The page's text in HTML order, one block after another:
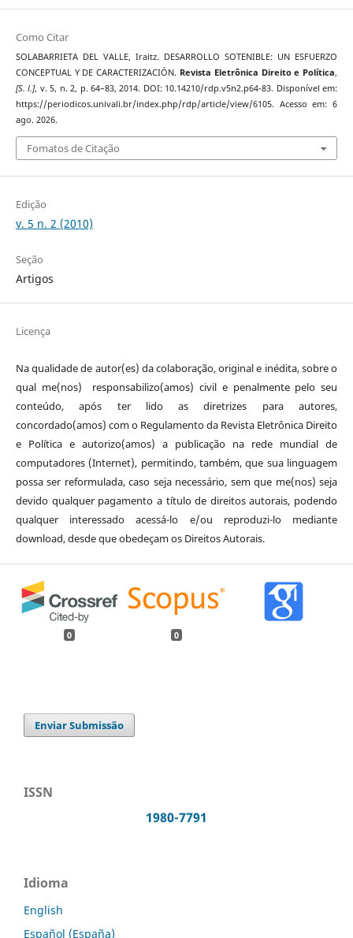
Como Citar
SOLABARRIETA DEL VALLE, Iraitz. DESARROLLO SOTENIBLE: UN ESFUERZO
CONCEPTUAL Y DE CARACTERIZACIÓN. Revista Eletrônica Direito e Política,
[S. l.], v. 5, n. 2, p. 64–83, 2014. DOI: 10.14210/rdp.v5n2.p64-83. Disponível em:
https://periodicos.univali.br/index.php/rdp/article/view/6105. Acesso em: 6
ago. 2026.
Fomatos de Citação
Edição
v. 5 n. 2 (2010)
Seção
Artigos
Licença
Na qualidade de autor(es) da colaboração, original e inédita, sobre o
qual me(nos) responsabilizo(amos) civil e penalmente pelo seu
conteúdo, após ter lido as diretrizes para autores,
concordado(amos) com o Regulamento da Revista Eletrônica Direito
e Política e autorizo(amos) a publicação na rede mundial de
computadores (Internet), permitindo, também, que sua linguagem
possa ser reformulada, caso seja necessário, sem que me(nos) seja
devido qualquer pagamento a título de direitos autorais, podendo
qualquer interessado acessá-lo e/ou reproduzi-lo mediante
download, desde que obedeçam os Direitos Autorais.
0 0
Enviar Submissão
ISSN
1980-7791
Idioma
English
Español (España)